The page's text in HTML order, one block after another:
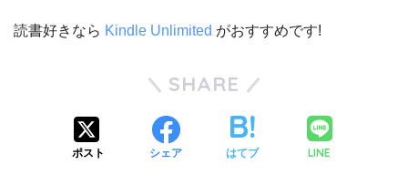
読書好きなら Kindle Unlimited がおすすめです!
SHARE
ポスト シェア はてブ LINE